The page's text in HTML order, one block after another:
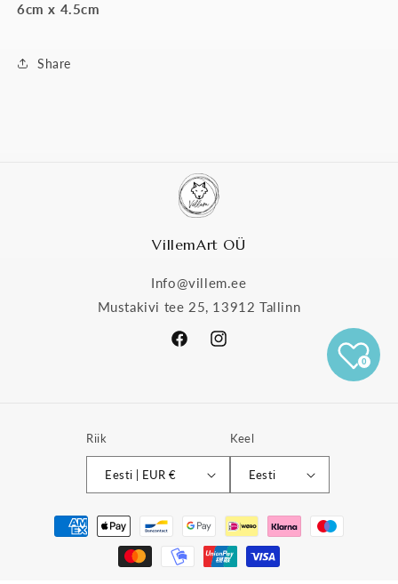
6cm x 4.5cm
Share
VillemArt OÜ
Info@villem.ee
Mustakivi tee 25, 13912 Tallinn
FacebookInstagram
Riik
Eesti | EUR €
Keel
Eesti
Makseviisid
0